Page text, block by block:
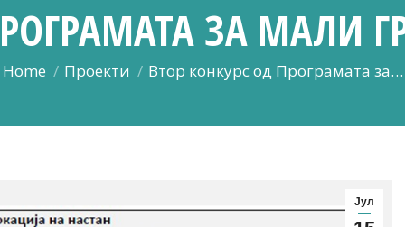
ЗА МАЛИ
You are here:
Home Проекти Втор конкурс од Програмата за…
Јул